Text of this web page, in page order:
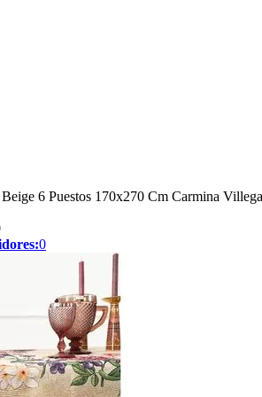
6 Puestos 170x270 Cm Carmina
0